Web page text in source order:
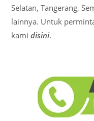
Selatan, Tangerang,
lainnya. Untuk
kamidisini.